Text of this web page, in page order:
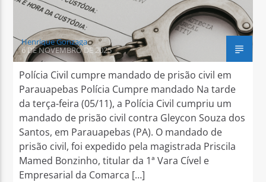
Arara Azul FM
Henrique Gonzaga
6 DE NOVEMBRO DE 2025
Polícia Civil cumpre mandado de prisão civil em
Parauapebas Polícia Cumpre mandado Na tarde
da terça-feira (05/11), a Polícia Civil cumpriu um
mandado de prisão civil contra Gleycon Souza dos
Santos, em Parauapebas (PA). O mandado de
prisão civil, foi expedido pela magistrada Priscila
Mamed Bonzinho, titular da 1ª Vara Cível e
Empresarial da Comarca […]